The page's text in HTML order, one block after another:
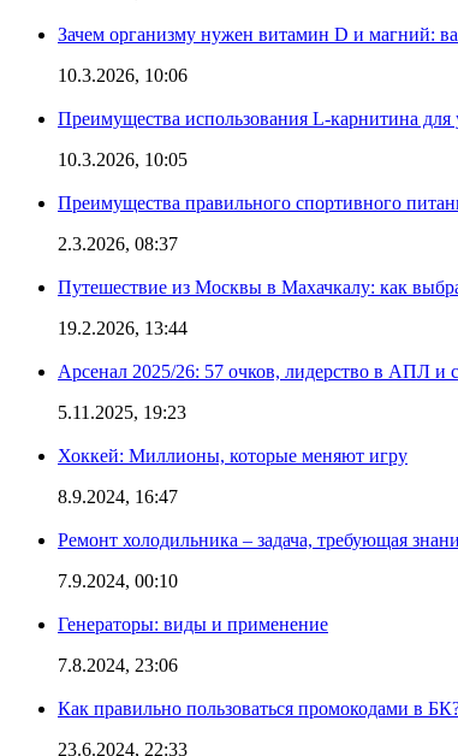
Зачем организму нужен витамин D и магний:
10.3.2026, 10:06
Преимущества использования L-карнитина
10.3.2026, 10:05
Преимущества правильного спортивного
2.3.2026, 08:37
Путешествие из Москвы в Махачкалу: как
19.2.2026, 13:44
Арсенал 2025/26: 57 очков, лидерство в АПЛ и
5.11.2025, 19:23
Хоккей: Миллионы, которые меняют игру
8.9.2024, 16:47
Ремонт холодильника – задача, требующая
7.9.2024, 00:10
Генераторы: виды и применение
7.8.2024, 23:06
Как правильно пользоваться промокодами в
23.6.2024, 22:33